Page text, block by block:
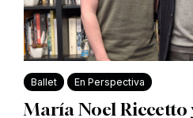
Ballet En Perspectiva
María Noel Riccetto